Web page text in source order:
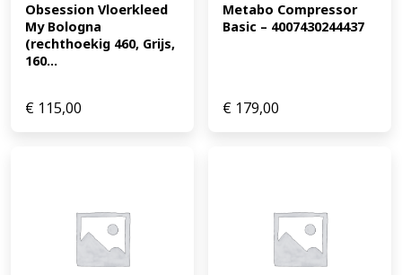
Obsession Vloerkleed
My Bologna
(rechthoekig 460, Grijs,
160...
€ 115,00
Metabo Compressor
Basic – 4007430244437
€ 179,00